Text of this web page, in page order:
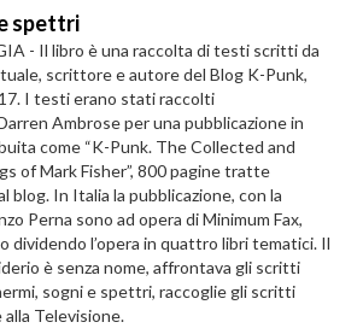
spettri
- Il libro è una raccolta di testi scritti da
scrittore e autore del Blog K-Punk,
I testi erano stati raccolti
Ambrose per una pubblicazione in
come “K-Punk. The Collected and
of Mark Fisher”, 800 pagine tratte
blog. In Italia la pubblicazione, con la
Perna sono ad opera di Minimum Fax,
dividendo l’opera in quattro libri tematici. Il
è senza nome, affrontava gli scritti
sogni e spettri, raccoglie gli scritti
alla Televisione.